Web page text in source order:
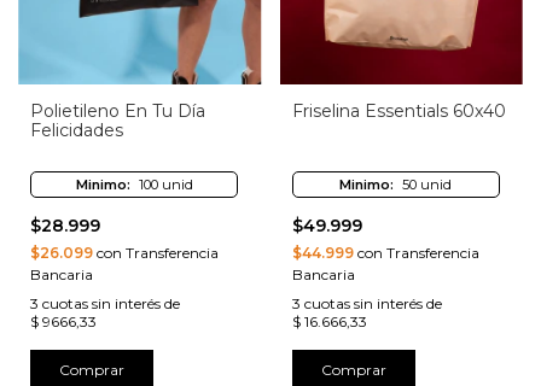
Polietileno En Tu Día
Felicidades
Minimo: 100 unid
$28.999
$26.099 con Transferencia
Bancaria
3 cuotas sin interés de
$ 9666,33
Comprar
Friselina Essentials 60x40
Minimo: 50 unid
$49.999
$44.999con Transferencia
Bancaria
3 cuotas sin interés de
$ 16.666,33
Comprar